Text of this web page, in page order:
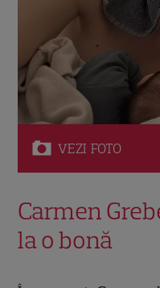
VEZI FOTO
Carmen
la o bonă